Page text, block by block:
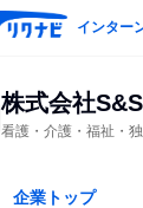
インター
株式会社
看護・介護・福祉・
企業トップ